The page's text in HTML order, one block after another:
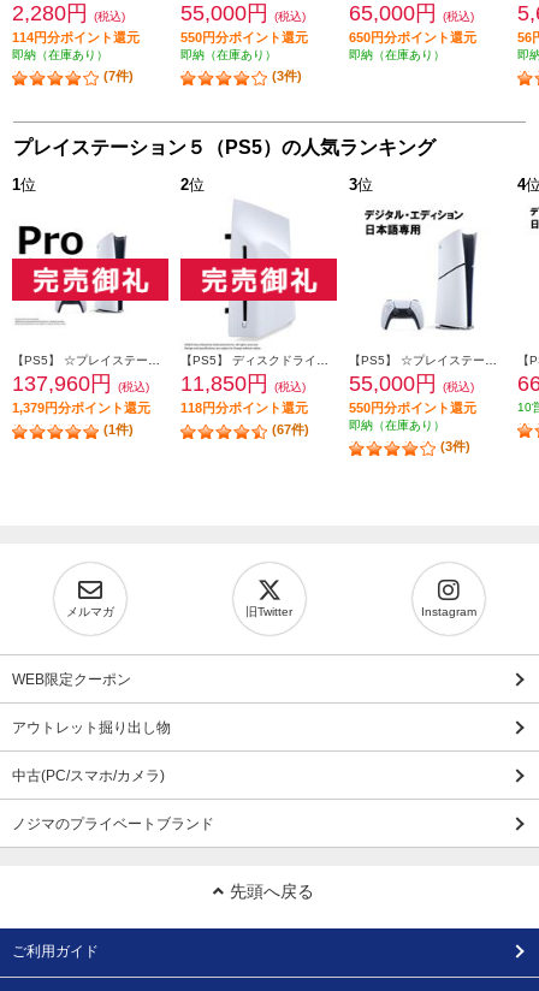
2,280円 (税込)
114円分ポイント還元
即納（在庫あり）
(7件)
55,000円 (税込)
550円分ポイント還元
即納（在庫あり）
(3件)
65,000円 (税込)
650円分ポイント還元
即納（在庫あり）
56
即
プレイステーション５（PS5）の人気ランキング
1位
137,960円 (税込)
1,379円分ポイント還元
(1件)
2位
11,850円 (税込)
118円分ポイント還元
(67件)
3位
55,000円 (税込)
550円分ポイント還元
即納（在庫あり）
(3件)
4
10
メルマガ 旧Twitter Instagram
WEB限定クーポン
アウトレット掘り出し物
中古(PC/スマホ/カメラ)
ノジマのプライベートブランド
先頭へ戻る
ご利用ガイド